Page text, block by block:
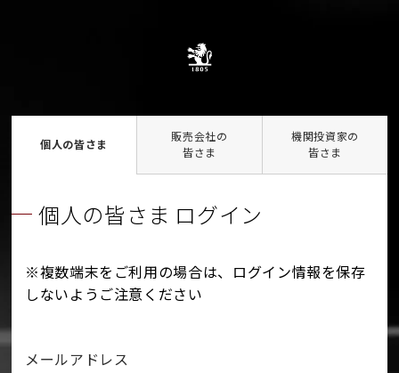
個人の皆さま
販売会社の
皆さま
機関投資家の
皆さま
個人の皆さま ログイン
※複数端末をご利用の場合は、ログイン情報を保存
しないようご注意ください
メールアドレス